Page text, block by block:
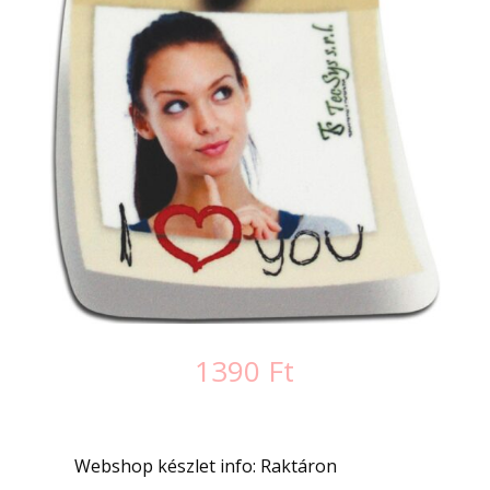
1390 Ft
Webshop készlet info: Raktáron